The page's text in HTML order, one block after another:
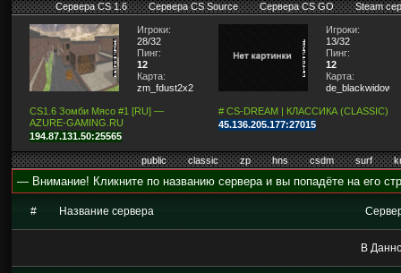
Сервера CS 1.6 Сервера CS Source Сервера CS GO Steam
Игроки:
28/32
Пинг:
12
Карта:
zm_fdust2x2
CS1.6 Зомби Мясо #1 [RU] —
AZURE-GAMING.RU
194.87.131.50:25565
Игроки:
13/32
Пинг:
12
Карта:
de_blackwidow
# CS-DREAM | КЛАССИКА (CLASSIC)
45.136.205.177:27015
public classic zp hns csdm surf
— Внимание! Кликните по названию сервера и вы попадёте на его
# Название сервера
В